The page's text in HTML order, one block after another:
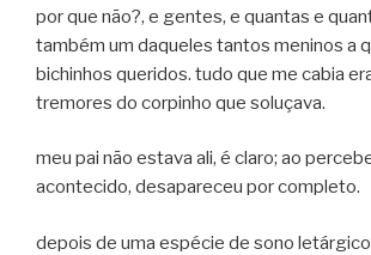
por que não?, e gentes, e quantas e
também um daqueles tantos meninos a
bichinhos queridos. tudo que me cabia
tremores do corpinho que soluçava.
meu pai não estava ali, é claro; ao
acontecido, desapareceu por completo.
depois de uma espécie de sono